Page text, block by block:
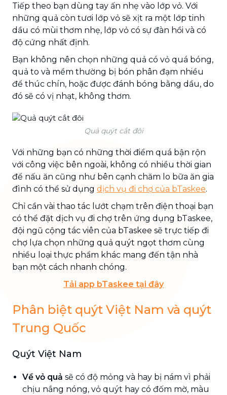
Tiếp theo bạn dùng tay ấn nhẹ vào lớp vỏ. Với
những quả còn tươi lớp vỏ sẽ xịt ra một lớp tinh
dầu có mùi thơm nhẹ, lớp vỏ có sự đàn hồi và có
độ cứng nhất định.
Bạn không nên chọn những quả có vỏ quá bóng,
quả to và mềm thường bị bón phân đạm nhiều
để thúc chín, hoặc được đánh bóng bằng dầu, do
đó sẽ có vị nhạt, không thơm.
Quả quýt cắt đôi
Với những bạn có những thời điểm quá bận rộn
với công việc bên ngoài, không có nhiều thời gian
để nấu ăn cũng như bên cạnh chăm lo bữa ăn gia
đình có thể sử dụng dịch vụ đi chợ của bTaskee.
Chỉ cần vài thao tác lướt chạm trên điện thoại bạn
có thể đặt dịch vụ đi chợ trên ứng dụng bTaskee,
đội ngũ cộng tác viên của bTaskee sẽ trực tiếp đi
chợ lựa chọn những quả quýt ngọt thơm cùng
nhiều loại thực phẩm khác mang đến tận nhà
bạn một cách nhanh chóng.
Tải app bTaskee tại đây
Phân biệt quýt Việt Nam và quýt
Trung Quốc
Quýt Việt Nam
Về vỏ quả sẽ có độ mỏng và hay bị nám vì phải
chịu nắng nóng, vỏ quýt hay có đốm mờ, màu